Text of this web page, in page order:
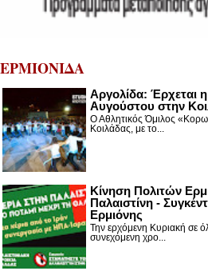
ΕΡΜΙΟΝΙΔΑ
Αργολίδα: Έρχεται
Αυγούστου στην
Ο Αθλητικός Όμιλος
Κοιλάδας, με το...
Κίνηση Πολιτών
Παλαιστίνη -
Ερμιόνης
Την ερχόμενη Κυριακή σε
συνεχόμενη χρο...